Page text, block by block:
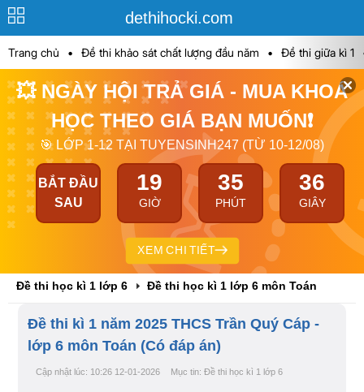
dethihocki.com
Trang chủ • Đề thi khảo sát chất lượng đầu năm • Đề thi giữa kì 1
💥 NGÀY HỘI TRẢ GIÁ - MUA KHOÁ
HỌC THEO GIÁ BẠN MUỐN❗
🎯 LỚP 1-12 TẠI TUYENSINH247 (TỪ 10-12/08)
BẮT ĐẦU
SAU
19
GIỜ
35
PHÚT
36
GIÂY
XEM CHI TIẾT
Đề thi học kì 1 lớp 6 Đề thi học kì 1 lớp 6 môn Toán
Đề thi kì 1 năm 2025 THCS Trần Quý Cáp -
lớp 6 môn Toán (Có đáp án)
Cập nhật lúc: 10:26 12-01-2026 Mục tin: Đề thi học kì 1 lớp 6